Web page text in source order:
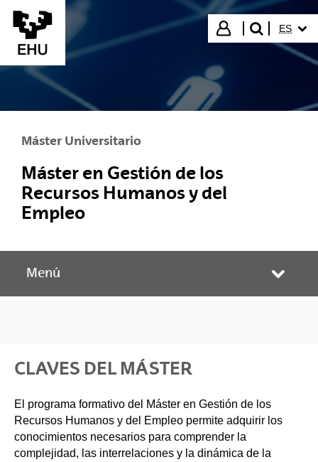
Saltar al contenido principal
Iniciar sesión
buscar"
ES
Máster Universitario
Máster en Gestión de los
Recursos Humanos y del
Empleo
Menú
CLAVES DEL MÁSTER
El programa formativo del Máster en Gestión de los
Recursos Humanos y del Empleo permite adquirir los
conocimientos necesarios para comprender la
complejidad, las interrelaciones y la dinámica de la